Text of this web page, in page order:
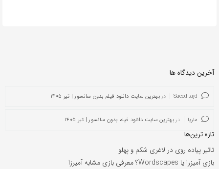
آخرین دیدگاه ها
Saeed .ajd در بهترین سایت دانلود فیلم بدون سانسور | تیر ۱۴۰۵
ماریا در بهترین سایت دانلود فیلم بدون سانسور | تیر ۱۴۰۵
تازه ترین‌ها
تاثیر پیاده روی در لاغری شکم و پهلو
بازی آمیزرا یا Wordscapes؟ معرفی بازی مشابه آمیرزا